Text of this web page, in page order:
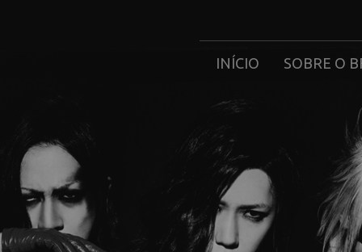
INÍCIO SOBRE O